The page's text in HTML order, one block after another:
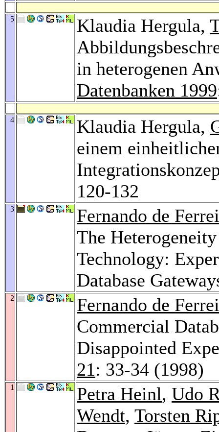
5 Klaudia Hergula,
in heterogenen
Datenbanken 1999
4 Klaudia Hergula,
einem
120-132
3
Fernando de
The
Technology:
Database
2
Fernando de
Commercial
Disappointed
21: 33-34 (1998)
1 Petra Heinl, Udo
Wendt, Torsten